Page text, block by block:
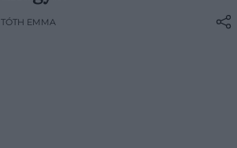
gyerekkor kísérte végig a zenész
TÓTH EMMA